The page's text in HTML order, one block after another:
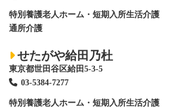
特別養護老人ホーム ・短期入所生活介護
通所介護
せたがや給田乃杜
東京都世田谷区給田5-3-5
03-5384-7277
特別養護老人ホーム ・短期入所生活介護